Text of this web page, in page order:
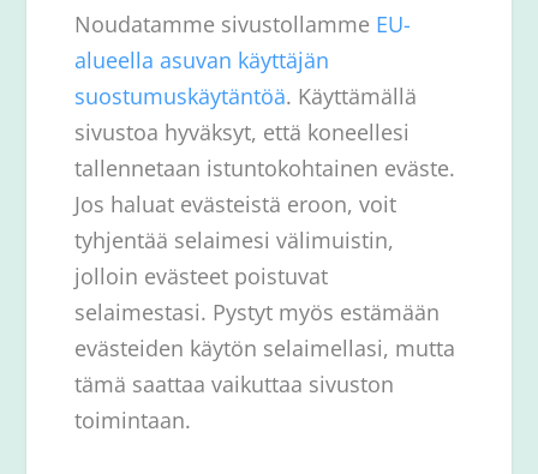
Noudatamme sivustollamme EU-
alueella asuvan käyttäjän
suostumuskäytäntöä. Käyttämällä
sivustoa hyväksyt, että koneellesi
tallennetaan istuntokohtainen eväste.
Jos haluat evästeistä eroon, voit
tyhjentää selaimesi välimuistin,
jolloin evästeet poistuvat
selaimestasi. Pystyt myös estämään
evästeiden käytön selaimellasi, mutta
tämä saattaa vaikuttaa sivuston
toimintaan.